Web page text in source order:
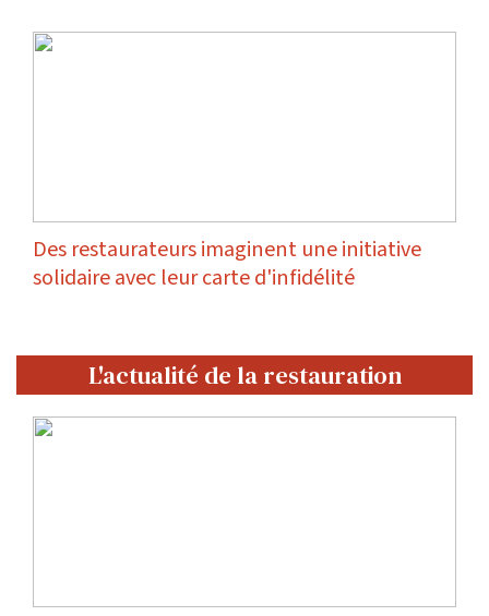
Des restaurateurs imaginent une initiative
solidaire avec leur carte d'infidélité
L'actualité de la restauration